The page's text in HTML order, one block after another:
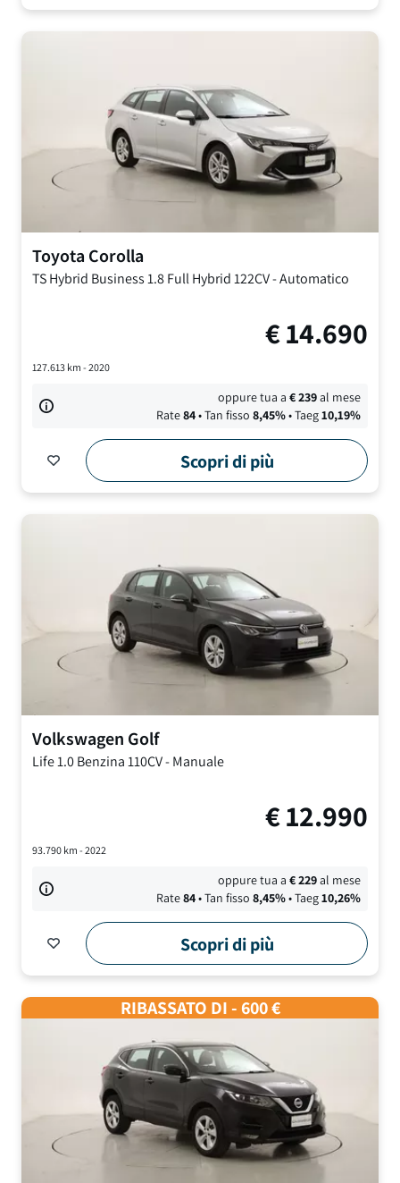
Toyota Corolla
TS Hybrid Business1.8 Full Hybrid 122CV-Automatico
€14.690
127.613km - 2020
oppure tua a€239al mese
Rate84• Tan fisso 8,45%• Taeg10,19%
Scopri di più
Volkswagen Golf
Life1.0 Benzina 110CV-Manuale
€12.990
93.790km - 2022
oppure tua a€229al mese
Rate84• Tan fisso 8,45%• Taeg10,26%
Scopri di più
RIBASSATO DI - 600 €